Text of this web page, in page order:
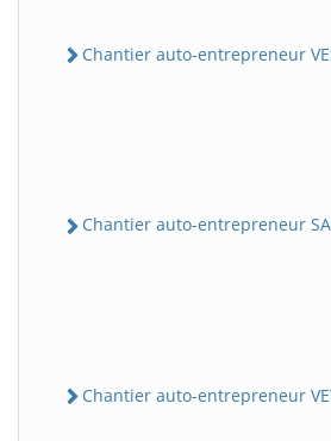
Chantier auto-entrepreneur
Chantier auto-entrepreneur
Chantier auto-entrepreneur